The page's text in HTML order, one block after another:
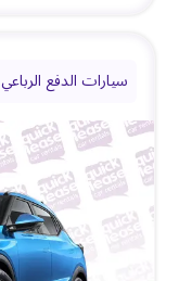
سيارات الدفع الرباعي